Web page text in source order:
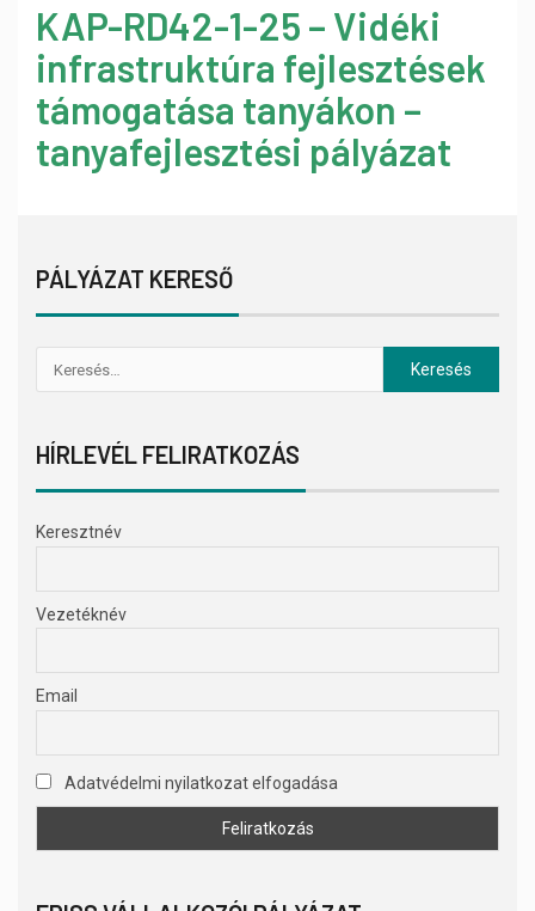
KAP-RD42-1-25 – Vidéki
infrastruktúra fejlesztések
támogatása tanyákon –
tanyafejlesztési pályázat
PÁLYÁZAT KERESŐ
HÍRLEVÉL FELIRATKOZÁS
Keresztnév
Vezetéknév
Email
Adatvédelmi nyilatkozat elfogadása